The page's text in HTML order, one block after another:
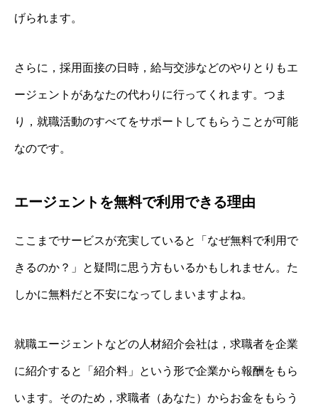
げられます。
さらに，採用面接の日時，給与交渉などのやりとりもエ
ージェントがあなたの代わりに行ってくれます。つま
り，就職活動のすべてをサポートしてもらうことが可能
なのです。
エージェントを無料で利用できる理由
ここまでサービスが充実していると「なぜ無料で利用で
きるのか？」と疑問に思う方もいるかもしれません。た
しかに無料だと不安になってしまいますよね。
就職エージェントなどの人材紹介会社は，求職者を企業
に紹介すると「紹介料」という形で企業から報酬をもら
います。そのため，求職者（あなた）からお金をもらう